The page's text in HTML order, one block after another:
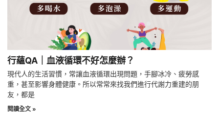
行蘊QA｜血液循環不好怎麼辦？
現代人的生活習慣，常讓血液循環出現問題，手腳冰冷、疲勞感
重，甚至影響身體健康。所以常常來找我們進行代謝力重建的朋
友，都是
閱讀全文 »